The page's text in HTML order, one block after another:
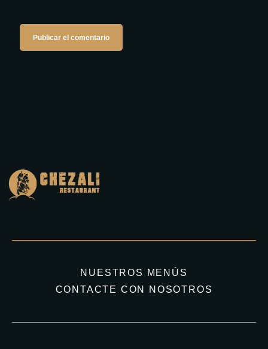
NUESTROS MENÚS
CONTACTE CON NOSOTROS